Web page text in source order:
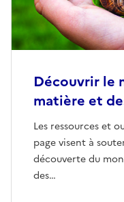
Découvrir le
matière et
Les ressources et
page visent à
découverte du
des…